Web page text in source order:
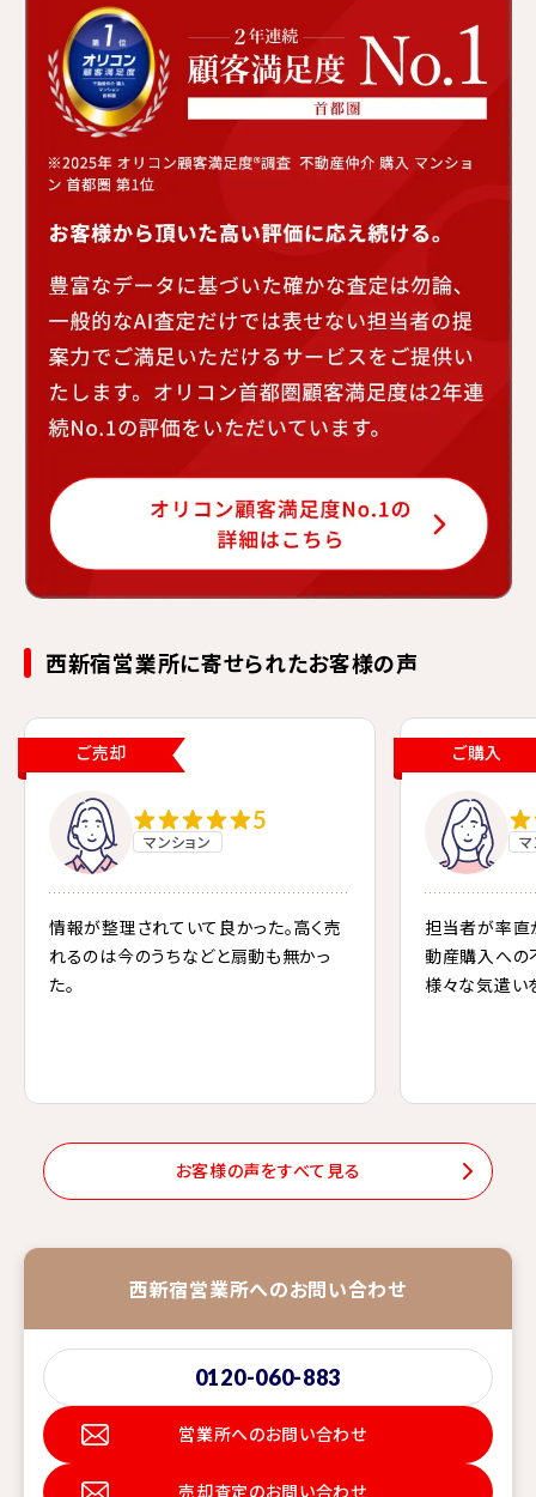
西新宿営業所に寄せられたお客様の声
ご売却
5
マンション
情報が整理されていて良かった。高く売
れるのは今のうちなどと扇動も無かっ
た。
ご購入
マ
担当者が率直
動産購入への
様々な気遣い
お客様の声をすべて見る
西新宿営業所へのお問い合わせ
0120-060-883
営業所へのお問い合わせ
売却査定のお問い合わせ